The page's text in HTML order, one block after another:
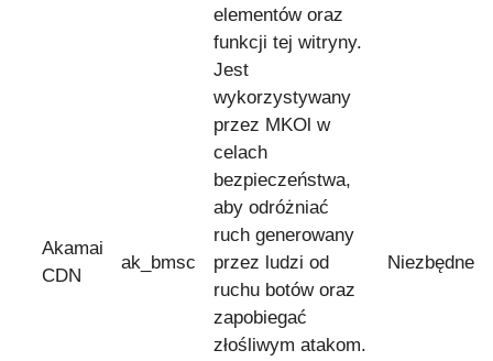
Akamai
CDN
ak_bmsc
elementów oraz
funkcji tej witryny.
Jest
wykorzystywany
przez MKOl w
celach
bezpieczeństwa,
aby odróżniać
ruch generowany
przez ludzi od
ruchu botów oraz
zapobiegać
złośliwym atakom.
Niezbędne